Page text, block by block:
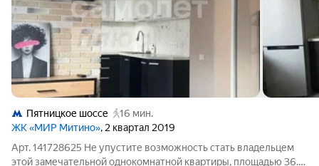
Пятницкое шоссе
16 мин.
ЖК «МИР Митино», 2 квартал 2019
Арт. 141728625 Не упустите возможность стать владельцем
этой замечательной однокомнатной квартиры, площадью 36.6